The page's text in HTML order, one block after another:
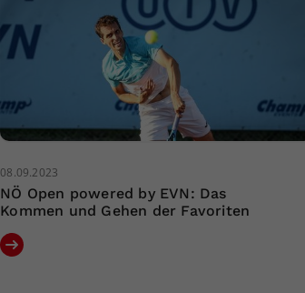
08.09.2023
NÖ Open powered by EVN: Das
Kommen und Gehen der Favoriten